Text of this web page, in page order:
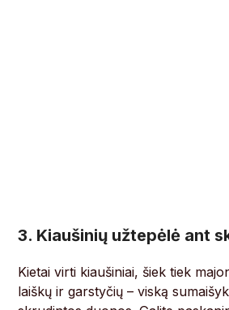
3. Kiaušinių užtepėlė ant
Kietai virti kiaušiniai, šiek tiek
laiškų ir garstyčių – viską